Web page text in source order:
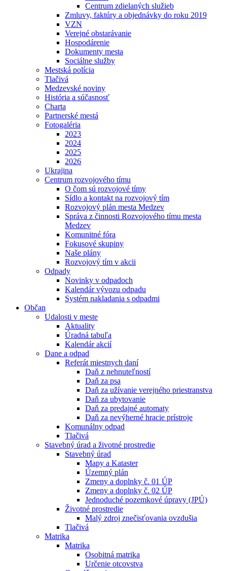
Centrum zdielaných služieb
Zmluvy, faktúry a objednávky do roku 2019
VZN
Verejné obstarávanie
Hospodárenie
Dokumenty mesta
Sociálne služby
Mestská polícia
Tlačivá
Medzevské noviny
História a súčasnosť
Charta
Partnerské mestá
Fotogaléria
2023
2024
2025
2026
Ukrajina
Centrum rozvojového tímu
O čom sú rozvojové tímy
Sídlo a kontakt na rozvojový tím
Rozvojový plán mesta Medzev
Správa z činnosti Rozvojového tímu mesta
Medzev
Komunitné fóra
Fokusové skupiny
Naše plány
Rozvojový tím v akcii
Odpady
Novinky v odpadoch
Kalendár vývozu odpadu
Systém nakladania s odpadmi
Občan
Udalosti v meste
Aktuality
Úradná tabuľa
Kalendár akcií
Dane a odpad
Referát miestnych daní
Daň z nehnuteľností
Daň za psa
Daň za užívanie verejného priestranstva
Daň za ubytovanie
Daň za predajné automaty
Daň za nevýherné hracie prístroje
Komunálny odpad
Tlačivá
Stavebný úrad a životné prostredie
Stavebný úrad
Mapy a Kataster
Územný plán
Zmeny a doplnky č. 01 ÚP
Zmeny a doplnky č. 02 ÚP
Jednoduché pozemkové úpravy (JPÚ)
Životné prostredie
Malý zdroj znečisťovania ovzdušia
Tlačivá
Matrika
Matrika
Osobitná matrika
Určenie otcovstva